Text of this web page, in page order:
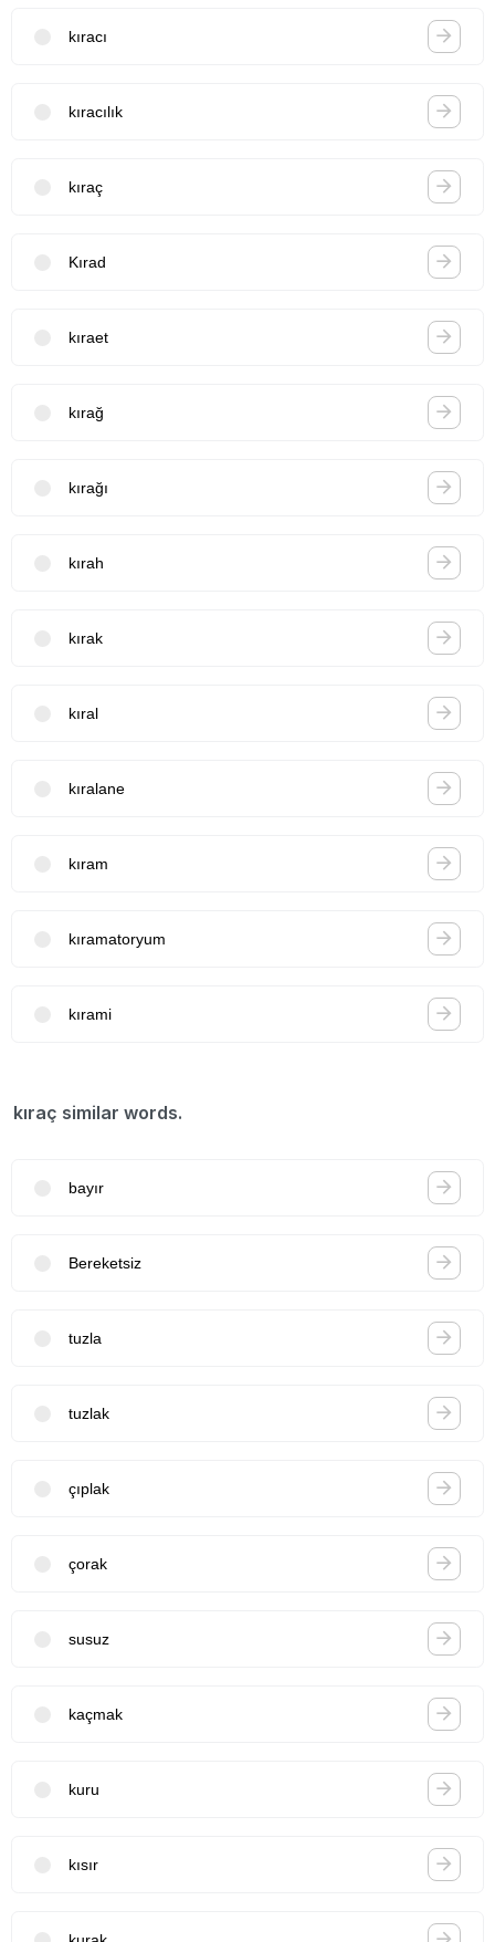
kıracı
kıracılık
kıraç
Kırad
kıraet
kırağ
kırağı
kırah
kırak
kıral
kıralane
kıram
kıramatoryum
kırami
kıraç similar words.
bayır
Bereketsiz
tuzla
tuzlak
çıplak
çorak
susuz
kaçmak
kuru
kısır